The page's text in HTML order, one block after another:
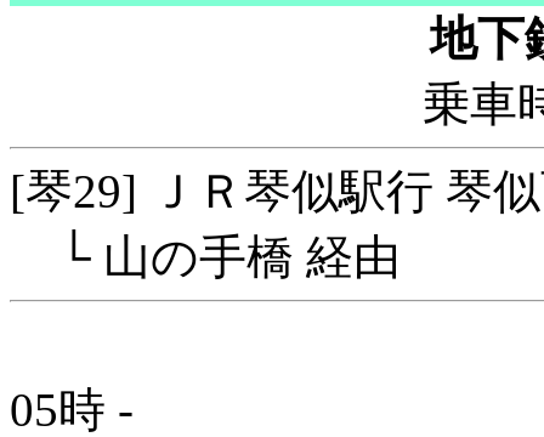
地下
乗車
[琴29] ＪＲ琴似駅行 琴
└ 山の手橋 経由
05時 -